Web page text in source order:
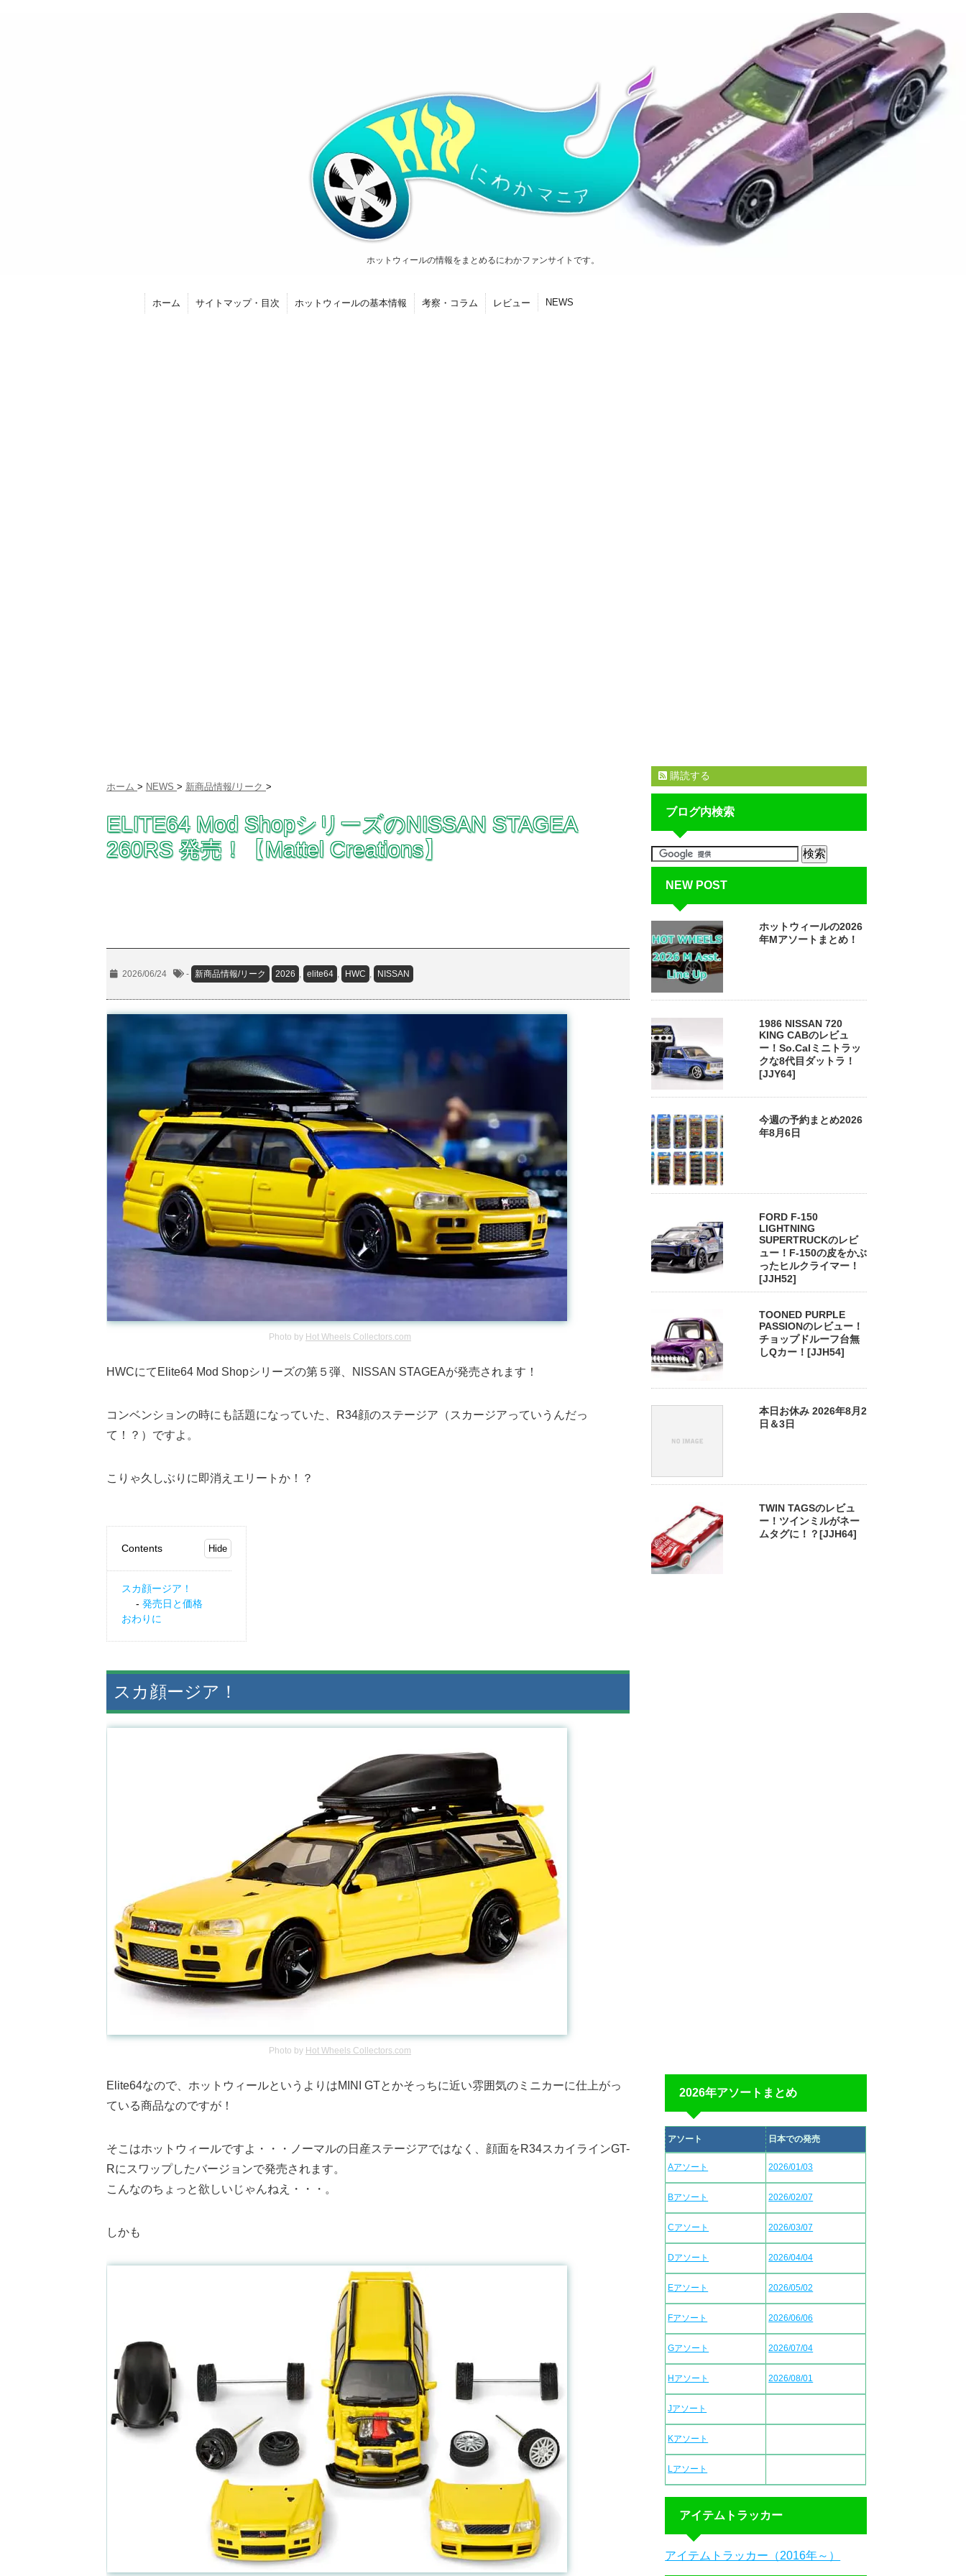
ホットウィールの情報をまとめるにわかファンサイトです。
ホーム サイトマップ・目次 ホットウィールの基本情報 考察・コラム レビュー NEWS
ホーム > NEWS > 新商品情報/リーク >
ELITE64 Mod ShopシリーズのNISSAN STAGEA
260RS 発売！【Mattel Creations】
2026/06/24 - 新商品情報/リーク 2026 , elite64 , HWC , NISSAN
Photo by Hot Wheels Collectors.com
HWCにてElite64 Mod Shopシリーズの第５弾、NISSAN STAGEAが発売されます！
コンベンションの時にも話題になっていた、R34顔のステージア（スカージアっていうんだっ
て！？）ですよ。
こりゃ久しぶりに即消えエリートか！？
Contents
スカ顔ージア！
発売日と価格
おわりに
スカ顔ージア！
Photo by Hot Wheels Collectors.com
Elite64なので、ホットウィールというよりはMINI GTとかそっちに近い雰囲気のミニカーに仕上がっ
ている商品なのですが！
そこはホットウィールですよ・・・ノーマルの日産ステージアではなく、顔面をR34スカイラインGT-
Rにスワップしたバージョンで発売されます。
こんなのちょっと欲しいじゃんねえ・・・。
しかも
購読する
ブログ内検索
NEW POST
ホットウィールの2026
年Mアソートまとめ！
1986 NISSAN 720
KING CABのレビュ
ー！So.Calミニトラッ
クな8代目ダットラ！
[JJY64]
今週の予約まとめ2026
年8月6日
FORD F-150
LIGHTNING
SUPERTRUCKのレビ
ュー！F-150の皮をかぶ
ったヒルクライマー！
[JJH52]
TOONED PURPLE
PASSIONのレビュー！
チョップドルーフ台無
しQカー！[JJH54]
本日お休み 2026年8月2
日＆3日
TWIN TAGSのレビュ
ー！ツインミルがネー
ムタグに！？[JJH64]
2026年アソートまとめ
アソート 日本での発売
Aアソート 2026/01/03
Bアソート 2026/02/07
Cアソート 2026/03/07
Dアソート 2026/04/04
Eアソート 2026/05/02
Fアソート 2026/06/06
Gアソート 2026/07/04
Hアソート 2026/08/01
Jアソート
Kアソート
Lアソート
アイテムトラッカー
アイテムトラッカー（2016年～）